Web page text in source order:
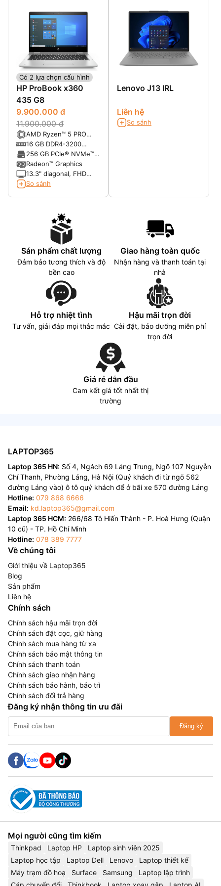
Có 2 lựa chọn cấu hình
HP ProBook x360
435 G8
9.900.000 đ
11.900.000 đ
AMD Ryzen™ 5 PRO
5600U with Radeon™
Graphics (2.3 GHz base
clock, up to 4.2 GHz
max boost clock, 16 MB
L3 cache, 6 cores)
16 GB DDR4-3200
SDRAM
256 GB PCIe® NVMe™
M.2 Value SSD TLC
Radeon™ Graphics
13.3" diagonal, FHD
(1920 x 1080), touch,
72% NTSC
So sánh
Lenovo J13 IRL
Liên hệ
So sánh
Sán phẩm chất lượng
Đảm bảo tương thích và độ
bền cao
Giao hàng toàn quốc
Nhận hàng và thanh toán tại
nhà
Hỗ trợ nhiệt tình
Tư vấn, giải đáp mọi thắc mắc
Hậu mãi trọn đời
Cài đặt, bảo dưỡng miễn phí
trọn đời
Giá rẻ dẫn đầu
Cam kết giá tốt nhất thị
trường
LAPTOP365
Laptop 365 HN: Số 4, Ngách 69 Láng Trung, Ngõ 107 Nguyễn
Chí Thanh, Phường Láng, Hà Nội (Quý khách đi từ ngõ 562
đường Láng vào) ô tô quý khách để ở bãi xe 570 đường Láng
Hotline: 079 868 6666
Email: kd.laptop365@gmail.com
Laptop 365 HCM: 266/68 Tô Hiến Thành - P. Hoà Hưng (Quận
10 cũ) - TP. Hồ Chí Minh
Hotline: 078 389 7777
Về chúng tôi
Giới thiệu về Laptop365
Blog
Sản phẩm
Liên hệ
Chính sách
Chính sách hậu mãi trọn đời
Chính sách đặt cọc, giữ hàng
Chính sách mua hàng từ xa
Chính sách bảo mật thông tin
Chính sách thanh toán
Chính sách giao nhận hàng
Chính sách bảo hành, bảo trì
Chính sách đổi trả hàng
Đăng ký nhận thông tin ưu đãi
Đăng ký
Mọi người cũng tìm kiếm
Thinkpad Laptop HP
Laptop sinh viên 2025
Laptop học tập
Laptop Dell Lenovo
Laptop thiết kế
Máy trạm đồ hoạ
Surface Samsung
Laptop lập trình